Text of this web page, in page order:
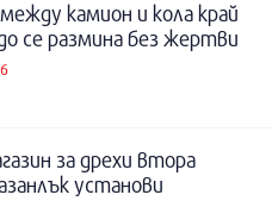
камион и кола край
се размина без жертви
за дрехи втора
установи